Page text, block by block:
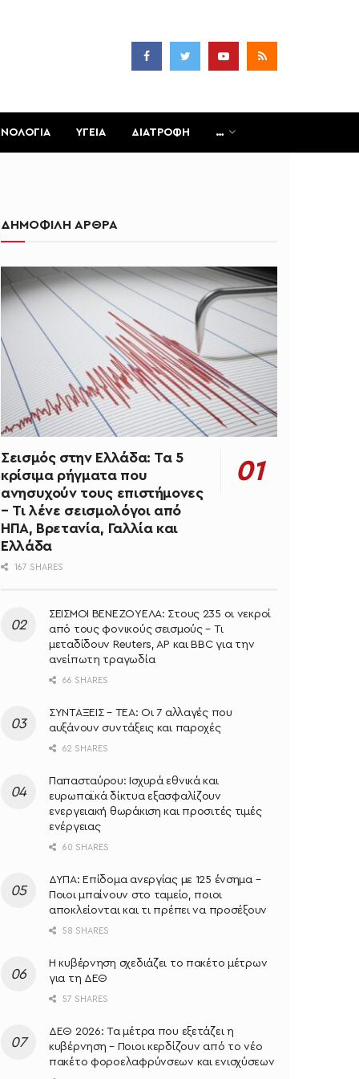
ΥΓΕΙΑ ΔΙΑΤΡΟΦΗ …
ΔΗΜΟΦΙΛΗ ΑΡΘΡΑ
Σεισμός στην Ελλάδα: Τα 5
κρίσιμα ρήγματα που
ανησυχούν τους επιστήμονες
– Τι λένε σεισμολόγοι από
ΗΠΑ, Βρετανία, Γαλλία και
Ελλάδα
167 SHARES
ΣΕΙΣΜΟΙ ΒΕΝΕΖΟΥΕΛΑ: Στους 235 οι νεκροί
από τους φονικούς σεισμούς – Τι
μεταδίδουν Reuters, AP και BBC για την
ανείπωτη τραγωδία
66 SHARES
ΣΥΝΤΑΞΕΙΣ – ΤΕΑ: Οι 7 αλλαγές που
αυξάνουν συντάξεις και παροχές
62 SHARES
Παπασταύρου: Ισχυρά εθνικά και
ευρωπαϊκά δίκτυα εξασφαλίζουν
ενεργειακή θωράκιση και προσιτές τιμές
ενέργειας
60 SHARES
ΔΥΠΑ: Επίδομα ανεργίας με 125 ένσημα –
Ποιοι μπαίνουν στο ταμείο, ποιοι
αποκλείονται και τι πρέπει να προσέξουν
58 SHARES
Η κυβέρνηση σχεδιάζει το πακέτο μέτρων
για τη ΔΕΘ
57 SHARES
ΔΕΘ 2026: Τα μέτρα που εξετάζει η
κυβέρνηση – Ποιοι κερδίζουν από το νέο
πακέτο φοροελαφρύνσεων και ενισχύσεων